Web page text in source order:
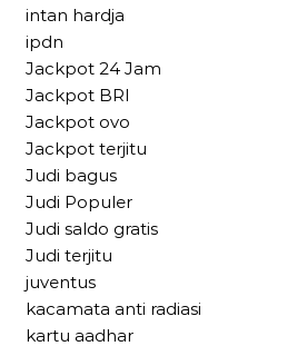
intan hardja
ipdn
Jackpot 24 Jam
Jackpot BRI
Jackpot ovo
Jackpot terjitu
Judi bagus
Judi Populer
Judi saldo gratis
Judi terjitu
juventus
kacamata anti radiasi
kartu aadhar